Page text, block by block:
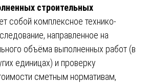
строительных
собой комплексное технико-
направленное на
объёма выполненных работ (в
единицах) и проверку
сметным нормативам,